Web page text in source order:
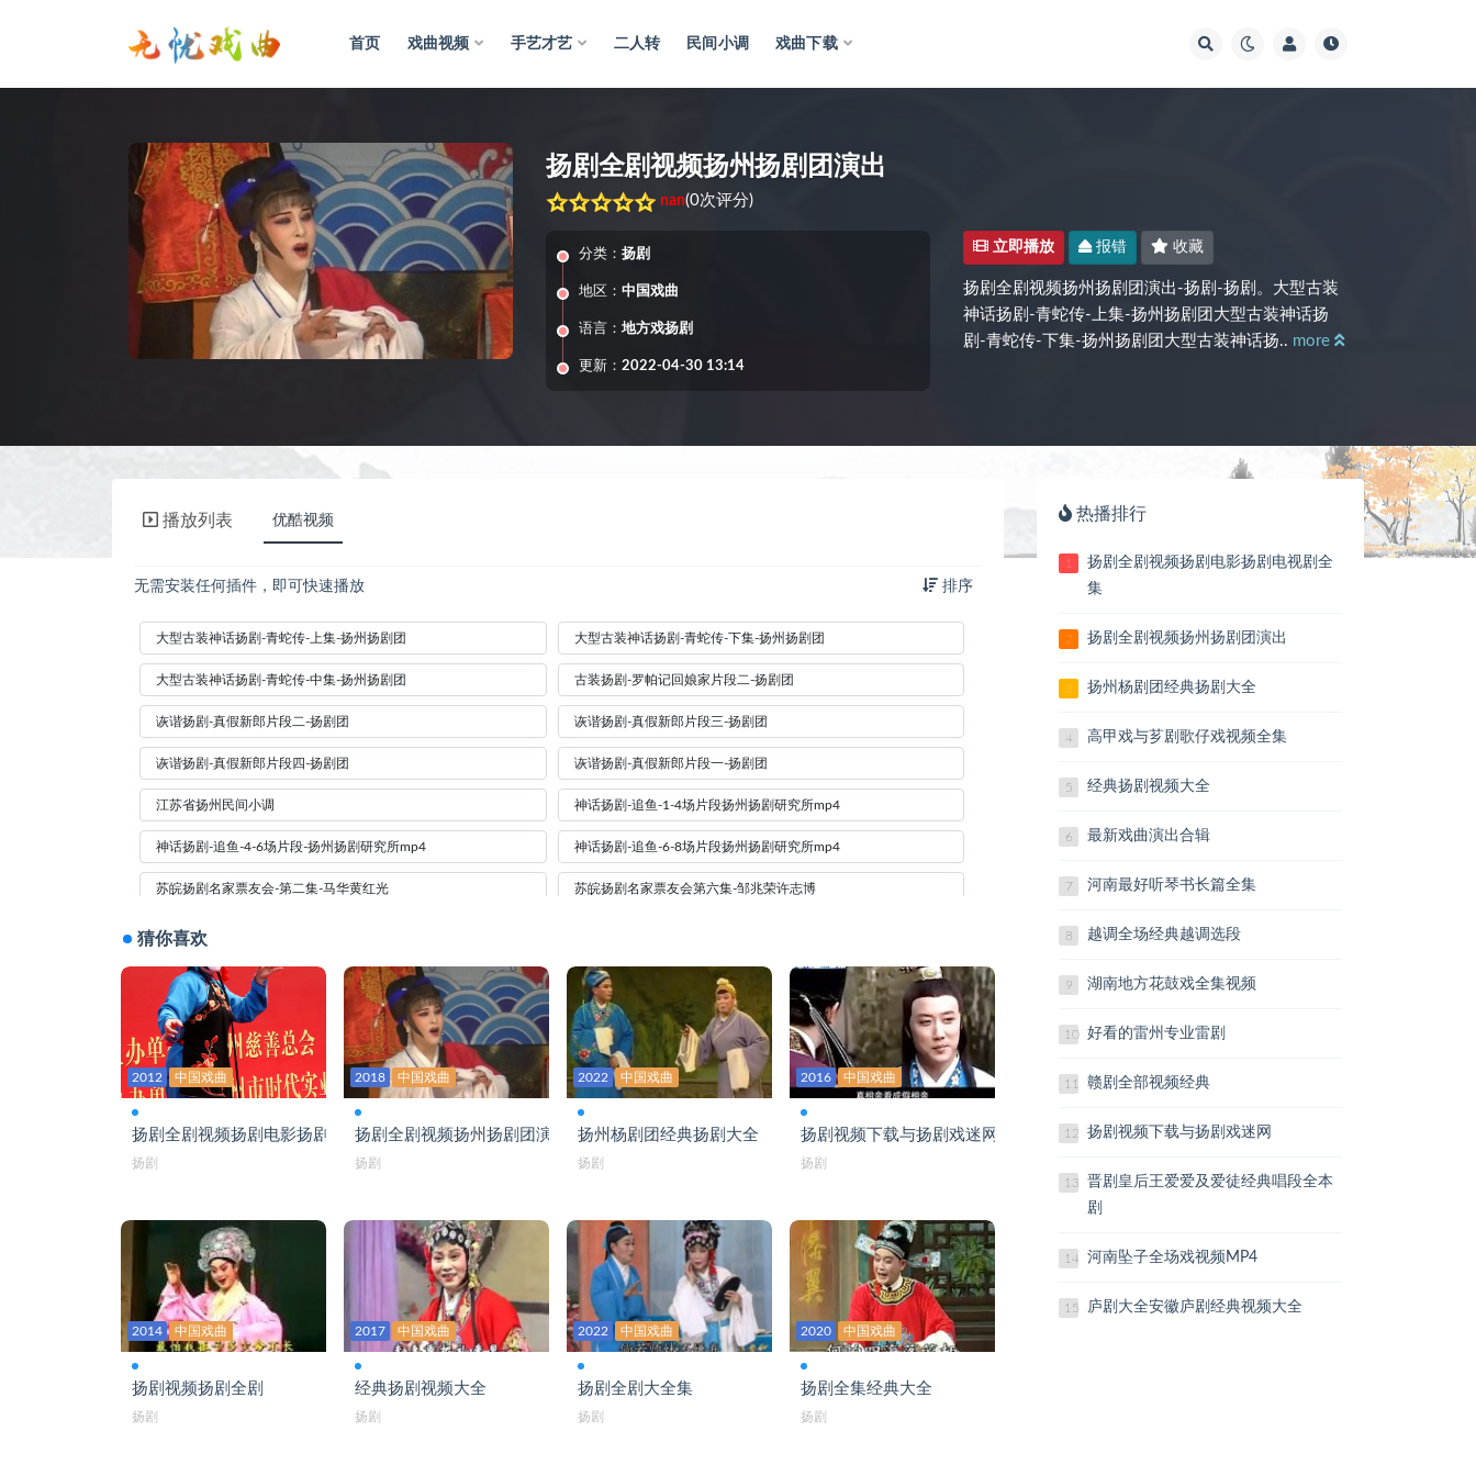
首页 戏曲视频 手艺才艺 二人转 民间小调 戏曲下载
扬剧全剧视频扬州扬剧团演出
nan(0次评分)
分类： 扬剧
地区： 中国戏曲
语言： 地方戏扬剧
更新： 2022-04-30 13:14
立即播放 报错 收藏
扬剧全剧视频扬州扬剧团演出-扬剧-扬剧。大型古装
神话扬剧-青蛇传-上集-扬州扬剧团大型古装神话扬
剧-青蛇传-下集-扬州扬剧团大型古装神话扬.. more
播放列表 优酷视频
无需安装任何插件，即可快速播放 排序
大型古装神话扬剧-青蛇传-上集-扬州扬剧团 大型古装神话扬剧-青蛇传-下集-扬州扬剧团
大型古装神话扬剧-青蛇传-中集-扬州扬剧团 古装扬剧-罗帕记回娘家片段二-扬剧团
诙谐扬剧-真假新郎片段二-扬剧团 诙谐扬剧-真假新郎片段三-扬剧团
诙谐扬剧-真假新郎片段四-扬剧团 诙谐扬剧-真假新郎片段一-扬剧团
江苏省扬州民间小调 神话扬剧-追鱼-1-4场片段扬州扬剧研究所mp4
神话扬剧-追鱼-4-6场片段-扬州扬剧研究所mp4 神话扬剧-追鱼-6-8场片段扬州扬剧研究所mp4
苏皖扬剧名家票友会-第二集-马华黄红光 苏皖扬剧名家票友会第六集-邹兆荣许志博
苏皖扬剧名家票友会第七集-彩虹崇阳
苏皖扬剧名家票友会第四集-曹素梅李明亮 苏皖扬剧名家票友会第五集-杨鸿-
苏皖扬剧名家票友会-第一集-刘春江北孙丽 现代扬剧-局长选女婿-江苏高邮扬剧
现代扬剧-婆媳情-中国新时代-江苏高邮扬剧 扬剧水乡三月风光好扬州名嘴潘翔
扬剧《1-板桥道情-2-单下山》扬州扬剧团王海 扬剧《1过千山2回娘家》
扬剧《1恨刘妃-2-三劝夫》 扬剧《1江都公主2玉蜻蜓选段》
扬剧《1香罗带二人莫将泪雨泻2三年前》张瑄尹树桐 扬剧《1咬指尖2多蒙小和尚将我救》
扬剧《安寿宝》选段-票友轻舞飞扬 扬剧《安寿宝选段》高邮名家赵邦燕
扬剧《安寿宝选段》票友王小琴 扬剧《庵堂认子》选段-票友何福花
扬剧《白毛女》选段-王海 扬剧《白毛女-见喜儿》王海
扬剧《白毛女-选段》杨贵宏 扬剧《白蛇传》选段-董广春
猜你喜欢
2012 中国戏曲
扬剧全剧视频扬剧电影扬剧电视剧全集
扬剧
2018 中国戏曲
扬剧全剧视频扬州扬剧团演出
扬剧
2022 中国戏曲
扬州杨剧团经典扬剧大全
扬剧
2016 中国戏曲
扬剧视频下载与扬剧戏迷网
扬剧
2014 中国戏曲
扬剧视频扬剧全剧
扬剧
2017 中国戏曲
经典扬剧视频大全
扬剧
2022 中国戏曲
扬剧全剧大全集
扬剧
2020 中国戏曲
扬剧全集经典大全
扬剧
热播排行
1
扬剧全剧视频扬剧电影扬剧电视剧全
集
2 扬剧全剧视频扬州扬剧团演出
3 扬州杨剧团经典扬剧大全
4 高甲戏与芗剧歌仔戏视频全集
5 经典扬剧视频大全
6 最新戏曲演出合辑
7 河南最好听琴书长篇全集
8 越调全场经典越调选段
9 湖南地方花鼓戏全集视频
10 好看的雷州专业雷剧
11 赣剧全部视频经典
12 扬剧视频下载与扬剧戏迷网
13
晋剧皇后王爱爱及爱徒经典唱段全本
剧
14 河南坠子全场戏视频MP4
15 庐剧大全安徽庐剧经典视频大全